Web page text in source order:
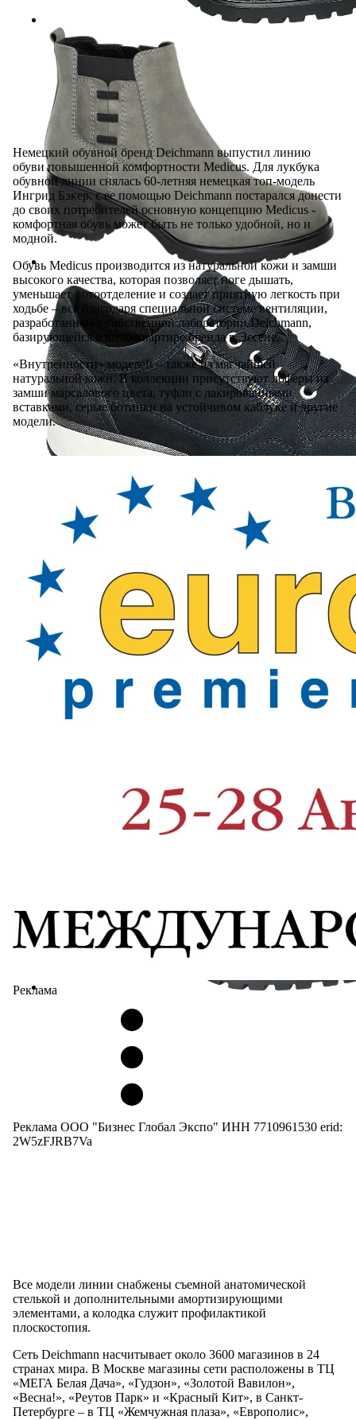
Немецкий обувной бренд Deichmann выпустил линию
обуви повышенной комфортности Medicus. Для лукбука
обувной линии снялась 60-летняя немецкая топ-модель
Ингрид Бэкер, с ее помощью Deichmann постарался донести
до своих потребителей основную концепцию Medicus -
комфортная обувь может быть не только удобной, но и
модной.
Обувь Medicus производится из натуральной кожи и замши
высокого качества, которая позволяет ноге дышать,
уменьшает потоотделение и создает приятную легкость при
ходьбе – все благодаря специальной системе вентиляции,
разработанной в собственной лаборатории Deichmann,
базирующейся в штаб-квартире бренда в Эссене.
«Внутренности» моделей – также из мягчайшей
натуральной кожи. В коллекции присутствуют лоферы из
замши марсалового цвета, туфли с лакированными
вставками, серые ботинки на устойчивом каблуке и другие
модели.
Реклама
Реклама ООО "Бизнес Глобал Экспо" ИНН 7710961530 erid:
2W5zFJRB7Va
Все модели линии снабжены съемной анатомической
стелькой и дополнительными амортизирующими
элементами, а колодка служит профилактикой
плоскостопия.
Сеть Deichmann насчитывает около 3600 магазинов в 24
странах мира. В Москве магазины сети расположены в ТЦ
«МЕГА Белая Дача», «Гудзон», «Золотой Вавилон»,
«Весна!», «Реутов Парк» и «Красный Кит», в Санкт-
Петербурге – в ТЦ «Жемчужная плаза», «Европолис»,